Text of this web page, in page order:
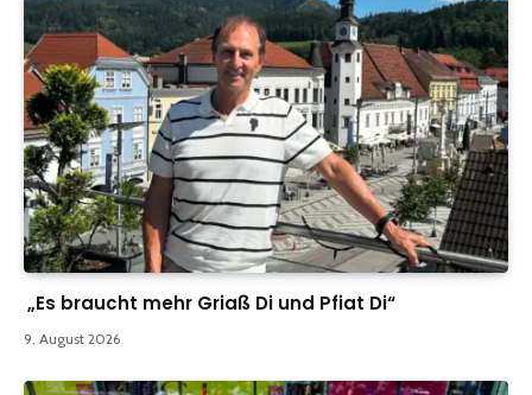
„Es braucht mehr Griaß Di und Pfiat Di“
9. August 2026